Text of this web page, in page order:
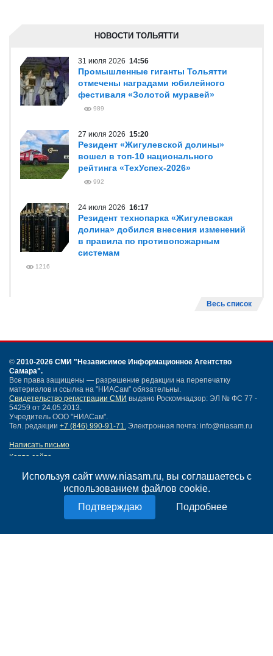
Используя сайт www.niasam.ru, вы соглашаетесь с
использованием файлов cookie.
Подробнее
НОВОСТИ ТОЛЬЯТТИ
31 июля 2026 14:56
Промышленные гиганты Тольятти
отмечены наградами юбилейного
фестиваля «Золотой муравей»
989
27 июля 2026 15:20
Резидент «Жигулевской долины»
вошел в топ-10 национального
рейтинга «ТехУспех-2026»
992
24 июля 2026 16:17
Резидент технопарка «Жигулевская
долина» добился внесения изменений
в правила по противопожарным
системам
1216
Весь список
© 2010-2026 СМИ "Независимое Информационное Агентство
Самара".
Все права защищены — разрешение редакции на перепечатку
материалов и ссылка на "НИАСам" обязательны.
Свидетельство регистрации СМИ выдано Роскомнадзор: ЭЛ № ФС 77 -
54259 от 24.05.2013.
Учредитель ООО "НИАСам".
Тел. редакции +7 (846) 990-91-71. Электронная почта: info@niasam.ru
Написать письмо
Карта сайта
Политика конфиденциальности
Согласие на обработку персональных данных